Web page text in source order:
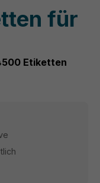
für
Etiketten